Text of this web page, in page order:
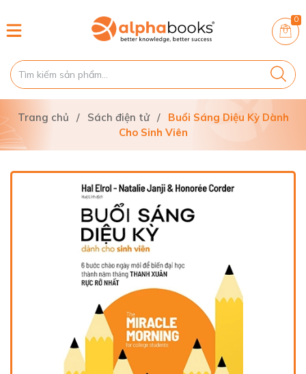
0
Trang chủ / Sách điện tử /
Buổi Sáng Diệu Kỳ Dành
Cho Sinh Viên